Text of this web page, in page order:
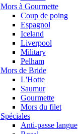
Mors à Gourmette
Coup de poing
Espagnol
Iceland
Liverpool
Military
Pelham
Mors de Bride
L'Hotte
Saumur
Gourmette
Mors du filet
Spéciales
Anti-passe langue